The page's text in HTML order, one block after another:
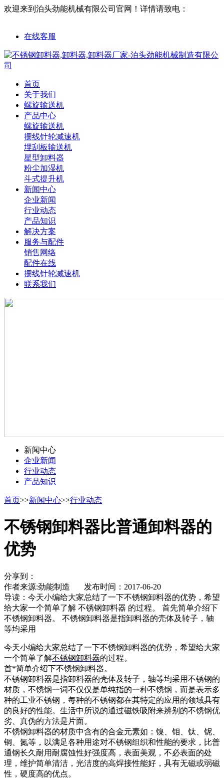
欢迎来到泊头劲能机械有限公司官网！ 详情请致电：
在线客服
首页
关于我们
螺旋输送机
产品中心
螺旋输送机
摆线针轮减速机
埋刮板输送机
星型卸料器
粉尘加湿机
斗式提升机
新闻中心
企业新闻
行业动态
产品知识
解决方案
服务与配件
销售网络
配件在线
摆线针轮减速机
联系我们
新闻中心
企业新闻
行业动态
产品知识
首页>>新闻中心>>行业动态
不锈钢卸料器比普通卸料器的
优势
分享到：
作者来源:劲能制造 发布时间：2017-06-20
导读： 今天小编给大家总结了一下不锈钢卸料器的优势，希望
给大家一个简单了解 不锈钢卸料器 的过程。 首先简单介绍下
不锈钢卸料器。 不锈钢卸料器是指卸料器的壳体及转子，轴
等均采用
今天小编给大家总结了一下不锈钢卸料器的优势，希望给大家
一个简单了解不锈钢卸料器的过程。
首*简单介绍下不锈钢卸料器。
不锈钢卸料器是指卸料器的壳体及转子，轴等均采用不锈钢的
材质，不锈钢一词不仅仅是单纯指的一种不锈钢，而是表示多
种的工业不锈钢，每种的不锈钢都在其特定的应用的领域具有
的良好的性能。生活中所说的通过磁铁吸附来辨别的不锈钢优
劣、真伪的方法是片面。
不锈钢卸料器的材质中含有的合金元素如：镍、钼、钛、铌、
铜、氮等，以满足各种用途对不锈钢组织和性能的要求，比普
通钢长久耐用耐腐蚀性好强度高，表面美观，不必表面的处
理，维护简单清洁，光洁度的高焊接性能好，具有无磁或弱磁
性，硬度高的优点。